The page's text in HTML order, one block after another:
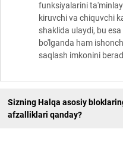
funksiyalarini
kiruvchi va chiquvchi
shaklida ulaydi, bu
bo'lganda ham
saqlash imkonini
Sizning Halqa asosiy
afzalliklari qanday?